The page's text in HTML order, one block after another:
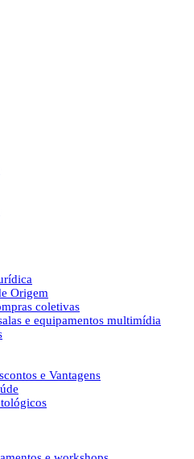
Origem
coletivas
e equipamentos multimídia
e Vantagens